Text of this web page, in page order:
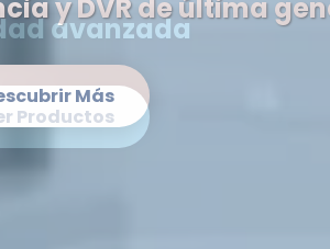
y DVR de última
Más